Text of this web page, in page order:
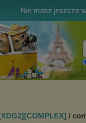
Nie masz jeszcze
/